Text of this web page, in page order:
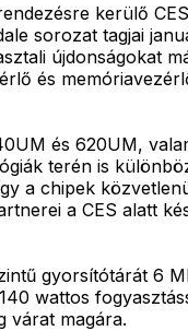
kerülő
sorozat tagjai
újdonságokat
és
és 620UM,
terén is
a chipek
a CES alatt
gyorsítótárát 6
wattos
várat magára.